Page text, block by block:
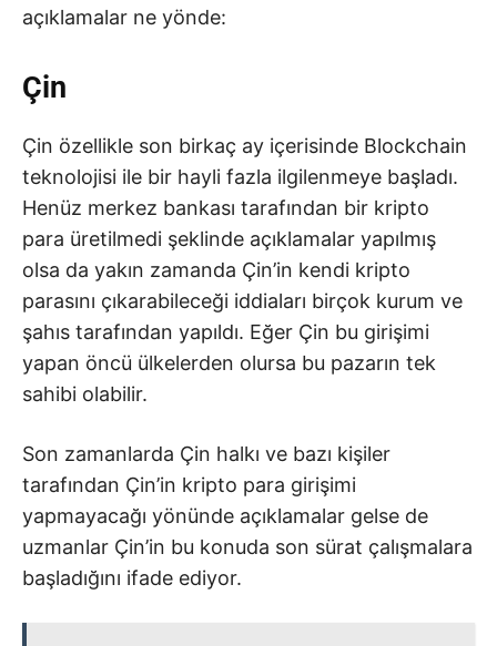
açıklamalar ne yönde:
Çin
Çin özellikle son birkaç ay içerisinde Blockchain
teknolojisi ile bir hayli fazla ilgilenmeye başladı.
Henüz merkez bankası tarafından bir kripto
para üretilmedi şeklinde açıklamalar yapılmış
olsa da yakın zamanda Çin’in kendi kripto
parasını çıkarabileceği iddiaları birçok kurum ve
şahıs tarafından yapıldı. Eğer Çin bu girişimi
yapan öncü ülkelerden olursa bu pazarın tek
sahibi olabilir.
Son zamanlarda Çin halkı ve bazı kişiler
tarafından Çin’in kripto para girişimi
yapmayacağı yönünde açıklamalar gelse de
uzmanlar Çin’in bu konuda son sürat çalışmalara
başladığını ifade ediyor.